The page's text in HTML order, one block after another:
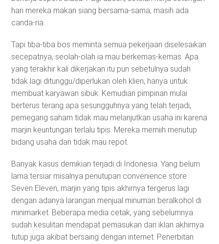
hari mereka makan siang bersama-sama, masih ada
canda-ria.
Tapi tiba-tiba bos meminta semua pekerjaan diselesaikan
secepatnya, seolah-olah ia mau berkemas-kemas. Apa
yang terakhir kali dikerjakan itu pun sebetulnya sudah
tidak lagi ditunggu/diperlukan oleh klien, hanya untuk
membuat karyawan sibuk. Kemudian pimpinan mulai
berterus terang apa sesungguhnya yang telah terjadi,
pemegang saham tidak mau melanjutkan usaha ini karena
marjin keuntungan terlalu tipis. Mereka memiih menutup
bidang usaha dan tidak mau repot.
Banyak kasus demikian terjadi di Indonesia. Yang belum
lama tersiar misalnya penutupan convenience store
Seven Eleven, marjin yang tipis akhirnya tergerus lagi
dengan adanya larangan menjual minuman beralkohol di
minimarket. Beberapa media cetak, yang sebelumnya
sudah kesulitan mendapat pemasukan dari iklan akhirnya
tutup juga akibat bersaing dengan internet. Penerbitan